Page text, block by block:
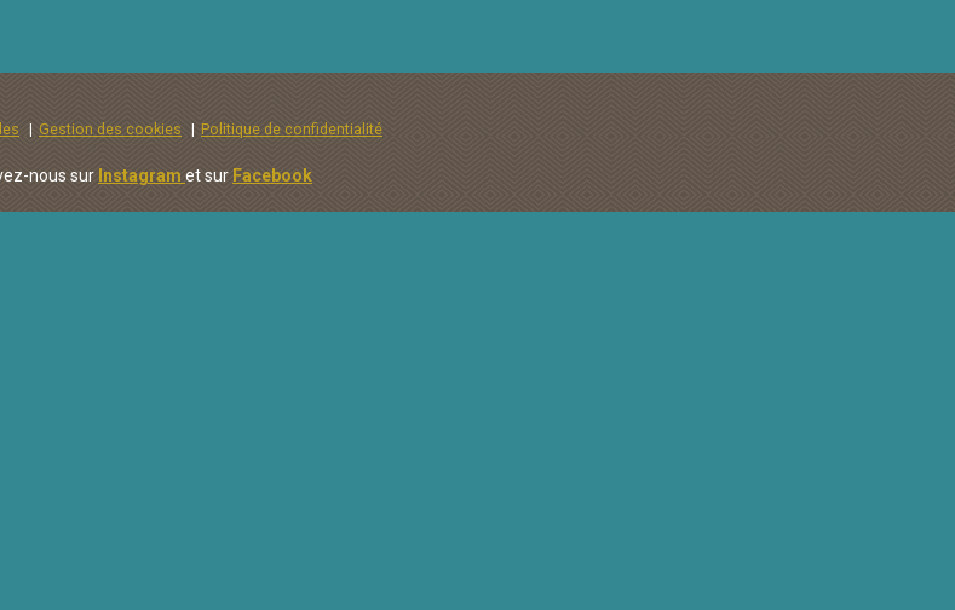
Gestion des cookies Politique de confidentialité
nous sur Instagram et sur Facebook